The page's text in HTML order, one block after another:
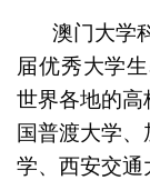
澳门大学
届优秀大学
世界各地的高
国普渡大学
学、西安交通